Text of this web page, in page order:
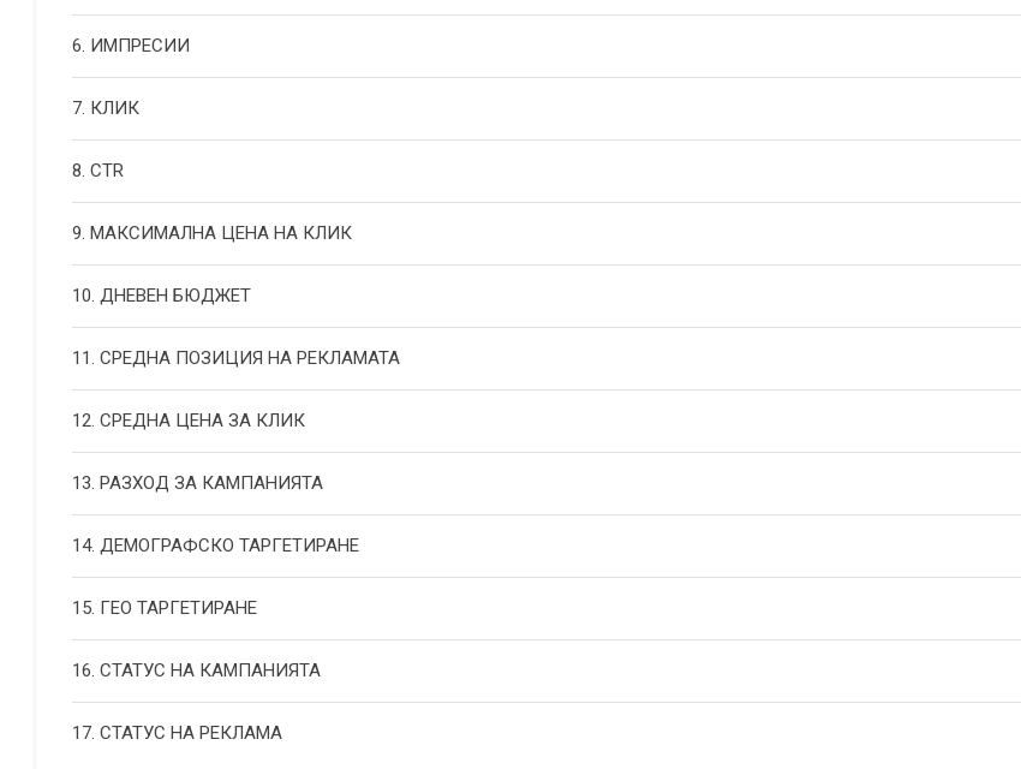
6. ИМПРЕСИИ
7. КЛИК
8. CTR
9. МАКСИМАЛНА ЦЕНА НА КЛИК
10. ДНЕВЕН БЮДЖЕТ
11. СРЕДНА ПОЗИЦИЯ НА РЕКЛАМАТА
12. СРЕДНА ЦЕНА ЗА КЛИК
13. РАЗХОД ЗА КАМПАНИЯТА
14. ДЕМОГРАФСКО ТАРГЕТИРАНЕ
15. ГЕО ТАРГЕТИРАНЕ
16. СТАТУС НА КАМПАНИЯТА
17. СТАТУС НА РЕКЛАМА